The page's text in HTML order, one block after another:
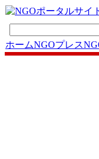
ホームNGOプレス